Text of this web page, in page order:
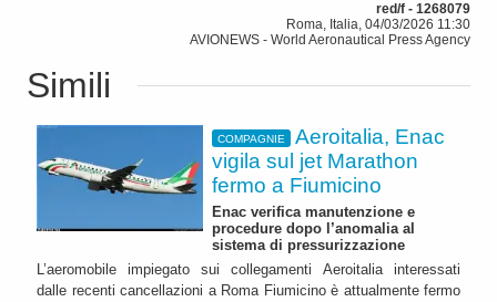
red/f - 1268079
Roma, Italia, 04/03/2026 11:30
AVIONEWS - World Aeronautical Press Agency
Simili
COMPAGNIE
Aeroitalia, Enac
vigila sul jet Marathon
fermo a Fiumicino
Enac verifica manutenzione e
procedure dopo l’anomalia al
sistema di pressurizzazione
L’aeromobile impiegato sui collegamenti Aeroitalia interessati
dalle recenti cancellazioni a Roma Fiumicino è attualmente fermo